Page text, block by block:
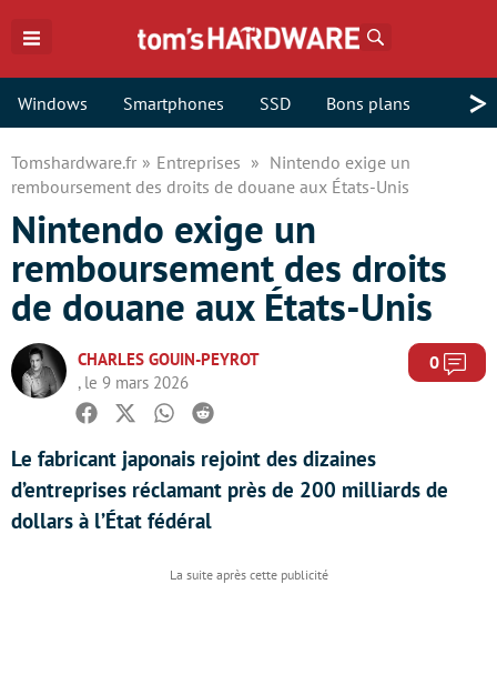
Windows Smartphones SSD Bons plans >
Tomshardware.fr Entreprises
Nintendo exige un
remboursement des droits de douane aux États-Unis
Nintendo exige un
remboursement des droits
de douane aux États-Unis
CHARLES GOUIN-PEYROT
, le 9 mars 2026
0
Facebook
TwitterWhatsapp
Reddit
Le fabricant japonais rejoint des dizaines
d’entreprises réclamant près de 200 milliards de
dollars à l’État fédéral